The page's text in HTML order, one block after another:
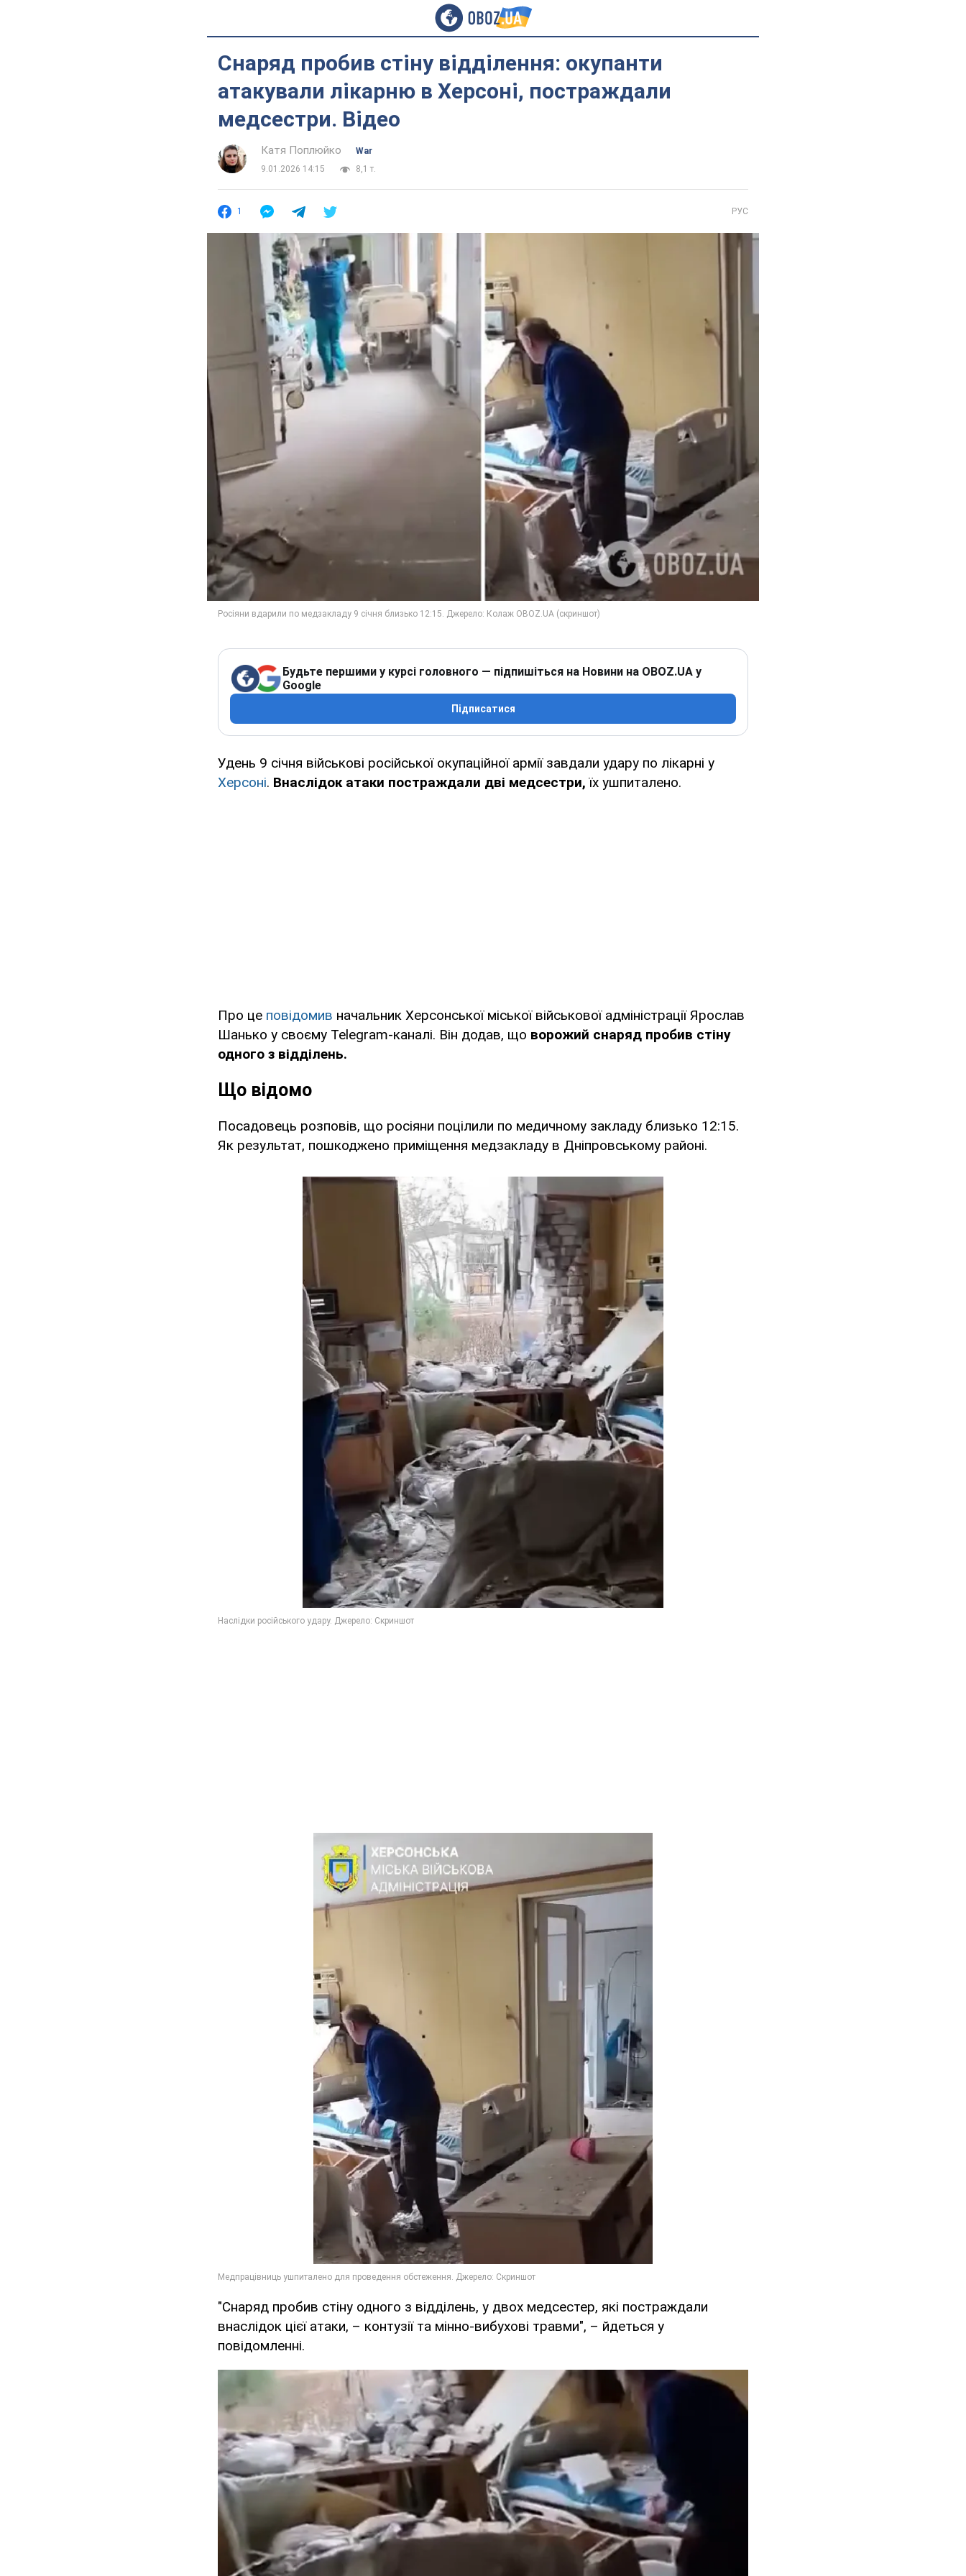
Снаряд пробив стіну відділення: окупанти
атакували лікарню в Херсоні, постраждали
медсестри. Відео
Катя Поплюйко
War
9.01.2026 14:15
8,1 т.
1 РУС
Будьте першими у курсі головного — підпишіться на Новини на OBOZ.UA у
Google
Підписатися
Удень 9 січня військові російської окупаційної армії завдали удару по лікарні у
Херсоні. Внаслідок атаки постраждали дві медсестри, їх ушпиталено.
Про це повідомив начальник Херсонської міської військової адміністрації Ярослав
Шанько у своєму Telegram-каналі. Він додав, що ворожий снаряд пробив стіну
одного з відділень.
Що відомо
Посадовець розповів, що росіяни поцілили по медичному закладу близько 12:15.
Як результат, пошкоджено приміщення медзакладу в Дніпровському районі.
"Снаряд пробив стіну одного з відділень, у двох медсестер, які постраждали
внаслідок цієї атаки, – контузії та мінно-вибухові травми", – йдеться у
повідомленні.